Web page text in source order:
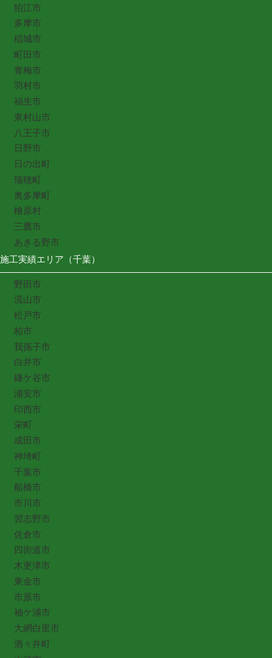
狛江市
多摩市
稲城市
町田市
青梅市
羽村市
福生市
東村山市
八王子市
日野市
日の出町
瑞穂町
奥多摩町
檜原村
三鷹市
あきる野市
施工実績エリア（千葉）
野田市
流山市
松戸市
柏市
我孫子市
白井市
鎌ケ谷市
浦安市
印西市
栄町
成田市
神埼町
千葉市
船橋市
市川市
習志野市
佐倉市
四街道市
木更津市
東金市
市原市
袖ケ浦市
大網白里市
酒々井町